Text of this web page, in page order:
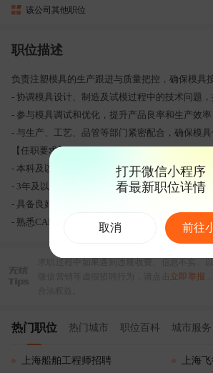
该公司其他职位
职位描述
负责注塑模具的生产跟进与质量把控，确保模具
- 协调模具设计、制造及试模过程中的技术问题，
- 参与模具调试和优化，提升产品良率和生产效率
- 与生产、工艺、品管等部门紧密配合，确保模具
【任职要求】
- 本科及以上学历，机械工程或模具相关专业；
- 3年及以上注塑模具跟模工作经验，熟悉模具结
- 具备良好的沟通协调能力和问题分析处理能力；
- 熟悉CAD、UG等设计软件，有较强的责任心和
立即举报
热门职位 热门城市 职位百科 城市服务
上海船舶工程师招聘 上海
打开微信小程序
看最新职位详情
取消 前往